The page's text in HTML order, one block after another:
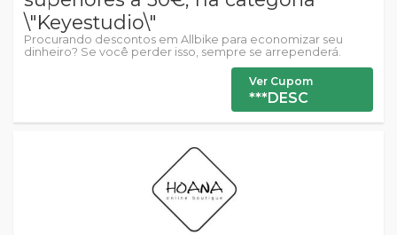
\"Keyestudio\"
Procurando descontos em Allbike para economizar seu
dinheiro? Se você perder isso, sempre se arrependerá.
Ver Cupom
***DESC